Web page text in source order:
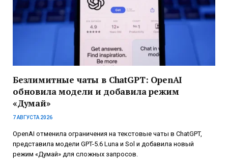
Безлимитные чаты в ChatGPT: OpenAI
обновила модели и добавила режим
«Думай»
7 АВГУСТА 2026
OpenAI отменила ограничения на текстовые чаты в ChatGPT,
представила модели GPT-5.6 Luna и Sol и добавила новый
режим «Думай» для сложных запросов.